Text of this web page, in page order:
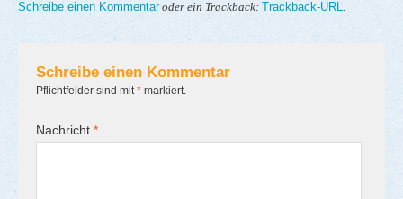
Schreibe einen Kommentar oder ein Trackback: Trackback-URL.
Schreibe einen Kommentar
Pflichtfelder sind mit * markiert.
Nachricht *